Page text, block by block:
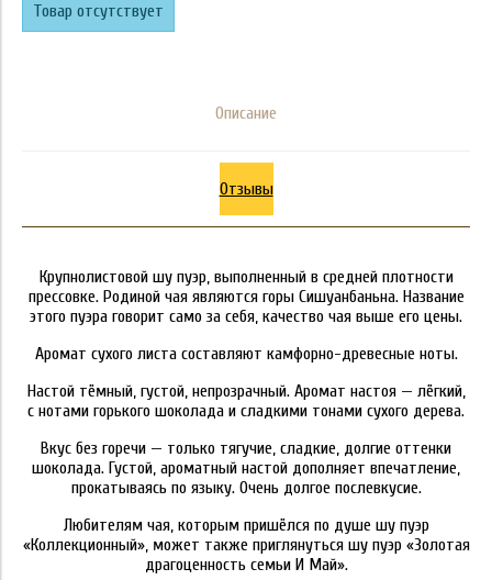
Товар отсутствует
Описание
Отзывы
Крупнолистовой шу пуэр, выполненный в средней плотности
прессовке. Родиной чая являются горы Сишуанбаньна. Название
этого пуэра говорит само за себя, качество чая выше его цены.
Аромат сухого листа составляют камфорно-древесные ноты.
Настой тёмный, густой, непрозрачный. Аромат настоя — лёгкий,
с нотами горького шоколада и сладкими тонами сухого дерева.
Вкус без горечи — только тягучие, сладкие, долгие оттенки
шоколада. Густой, ароматный настой дополняет впечатление,
прокатываясь по языку. Очень долгое послевкусие.
Любителям чая, которым пришёлся по душе шу пуэр
«Коллекционный», может также приглянуться шу пуэр «Золотая
драгоценность семьи И Май».